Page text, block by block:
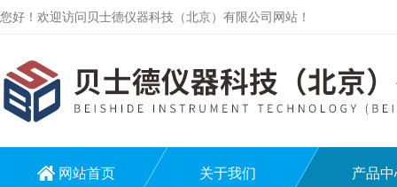
您好！欢迎访问贝士德仪器科技（北京）有限公司网站！
网站首页 关于我们 产品中